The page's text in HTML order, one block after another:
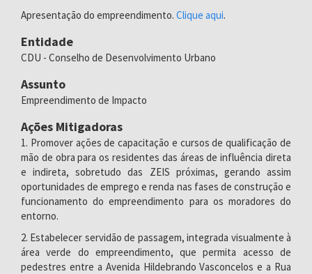
Apresentação do empreendimento. Clique aqui.
Entidade
CDU - Conselho de Desenvolvimento Urbano
Assunto
Empreendimento de Impacto
Ações Mitigadoras
1. Promover ações de capacitação e cursos de qualificação de
mão de obra para os residentes das áreas de influência direta
e indireta, sobretudo das ZEIS próximas, gerando assim
oportunidades de emprego e renda nas fases de construção e
funcionamento do empreendimento para os moradores do
entorno.
2. Estabelecer servidão de passagem, integrada visualmente à
área verde do empreendimento, que permita acesso de
pedestres entre a Avenida Hildebrando Vasconcelos e a Rua